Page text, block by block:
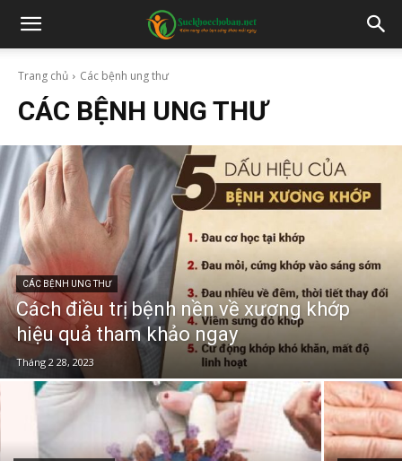
Trang chủ Các bệnh ung thư
CÁC BỆNH UNG THƯ
CÁC BỆNH UNG THƯ
Cách điều trị bệnh nền về xương khớp
hiệu quả tham khảo ngay
Tháng 2 28, 2023